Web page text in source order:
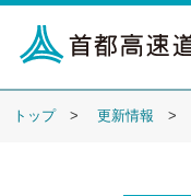
トップ 更新情報